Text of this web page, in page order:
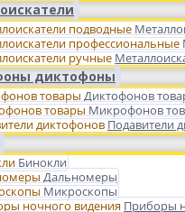
диктофоны
Диктофонов
Микрофонов
Подавители
Бинокли
Дальномеры
Микроскопы
Приборы